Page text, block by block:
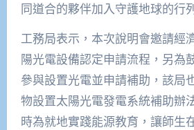
同道合的夥伴加入守護地球的行
工務局表示，本次說明會邀請經
陽光電設備認定申請流程，另為
參與設置光電並申請補助，該局
物設置太陽光電發電系統補助辦
時為就地實踐能源教育，讓師生